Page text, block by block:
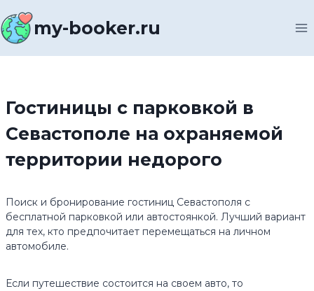
к
содержимомуmy-booker.ru
Гостиницы с парковкой в
Севастополе на охраняемой
территории недорого
Поиск и бронирование гостиниц Севастополя с
бесплатной парковкой или автостоянкой. Лучший вариант
для тех, кто предпочитает перемещаться на личном
автомобиле.
Если путешествие состоится на своем авто, то